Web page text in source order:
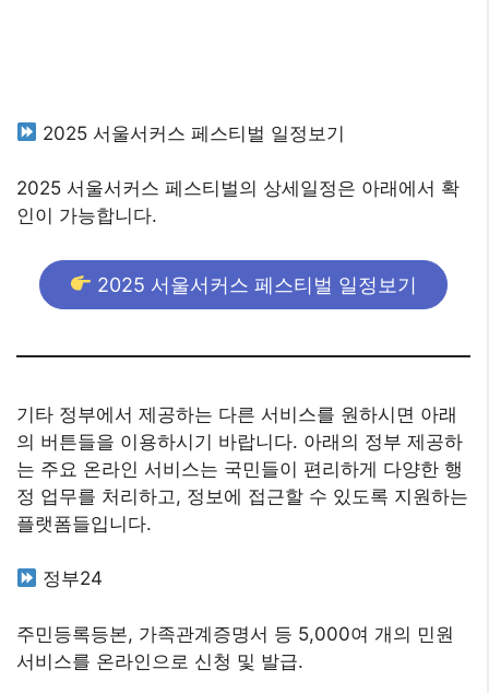
2025 서울서커스 페스티벌 일정보기
2025 서울서커스 페스티벌의 상세일정은 아래에서 확
인이 가능합니다.
2025 서울서커스 페스티벌 일정보기
기타 정부에서 제공하는 다른 서비스를 원하시면 아래
의 버튼들을 이용하시기 바랍니다. 아래의 정부 제공하
는 주요 온라인 서비스는 국민들이 편리하게 다양한 행
정 업무를 처리하고, 정보에 접근할 수 있도록 지원하는
플랫폼들입니다.
정부24
주민등록등본, 가족관계증명서 등 5,000여 개의 민원
서비스를 온라인으로 신청 및 발급.